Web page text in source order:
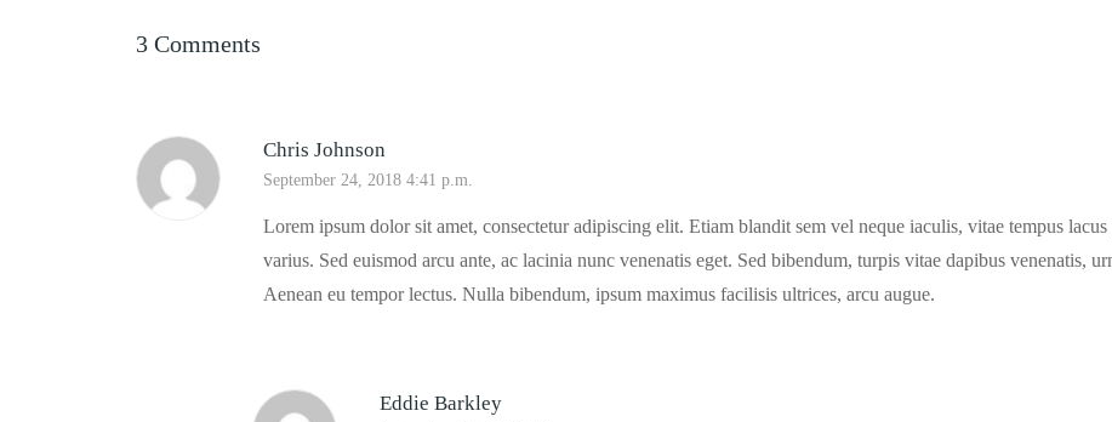
3 Comments
Chris Johnson
September 24, 2018 4:41 p.m.
Lorem ipsum dolor sit amet, consectetur adipiscing elit. Etiam blandit sem vel neque iaculis, vitae tempus
varius. Sed euismod arcu ante, ac lacinia nunc venenatis eget. Sed bibendum, turpis vitae dapibus venenatis,
Aenean eu tempor lectus. Nulla bibendum, ipsum maximus facilisis ultrices, arcu augue.
Eddie Barkley